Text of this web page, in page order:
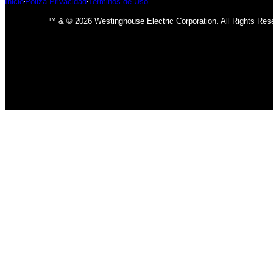
™ & © 2026 Westinghouse Electric Corporation. All Rights